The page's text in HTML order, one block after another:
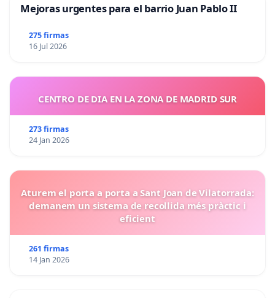
Mejoras urgentes para el barrio Juan Pablo II
275 firmas
16 Jul 2026
CENTRO DE DIA EN LA ZONA DE MADRID SUR
273 firmas
24 Jan 2026
Aturem el porta a porta a Sant Joan de Vilatorrada:
demanem un sistema de recollida més pràctic i
eficient
261 firmas
14 Jan 2026